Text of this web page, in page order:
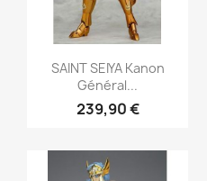
Aperçu rapide
SAINT SEIYA Kanon
Général...
239,90 €